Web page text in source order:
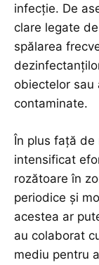
infecție. De
clare legate
spălarea
obiectelor sau
contaminate.
În plus față de
intensificat
rozătoare în
periodice și
acestea ar
au colaborat
mediu pentru